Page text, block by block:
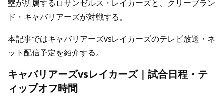
塁が所属するロサンゼルス・レイカーズと、クリーブラン
ド・キャバリアーズが対戦する。
本記事ではキャバリアーズvsレイカーズのテレビ放送・ネ
ット配信予定を紹介する。
キャバリアーズvsレイカーズ｜試合日程・テ
ィップオフ時間